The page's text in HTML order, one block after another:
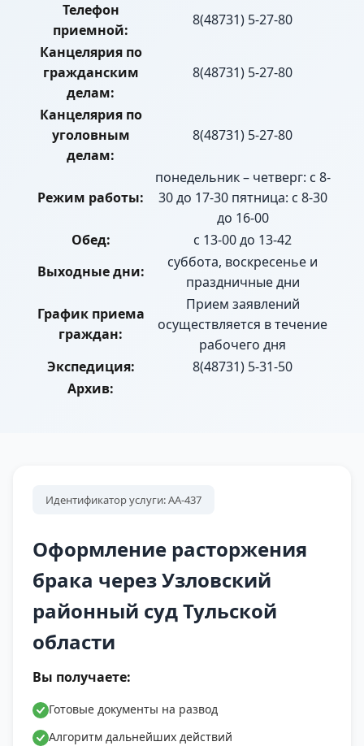
Телефон
приемной:
8(48731) 5-27-80
Канцелярия по
гражданским
делам:
8(48731) 5-27-80
Канцелярия по
уголовным
делам:
8(48731) 5-27-80
Режим работы:
понедельник – четверг: с 8-
30 до 17-30 пятница: с 8-30
до 16-00
Обед:
с 13-00 до 13-42
Выходные дни:
суббота, воскресенье и
праздничные дни
График приема
граждан:
Прием заявлений
осуществляется в течение
рабочего дня
Экспедиция:
8(48731) 5-31-50
Архив:
Идентификатор услуги: АА-437
Оформление расторжения
брака через Узловский
районный суд Тульской
области
Вы получаете:
Готовые документы на развод
Алгоритм дальнейших действий